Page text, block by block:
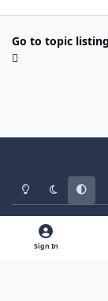
Go to topic listing
Light ModeDark ModeSystem
WT - http://
Sign In